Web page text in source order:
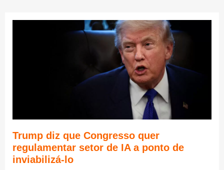
Trump diz que Congresso quer
regulamentar setor de IA a ponto de
inviabilizá-lo